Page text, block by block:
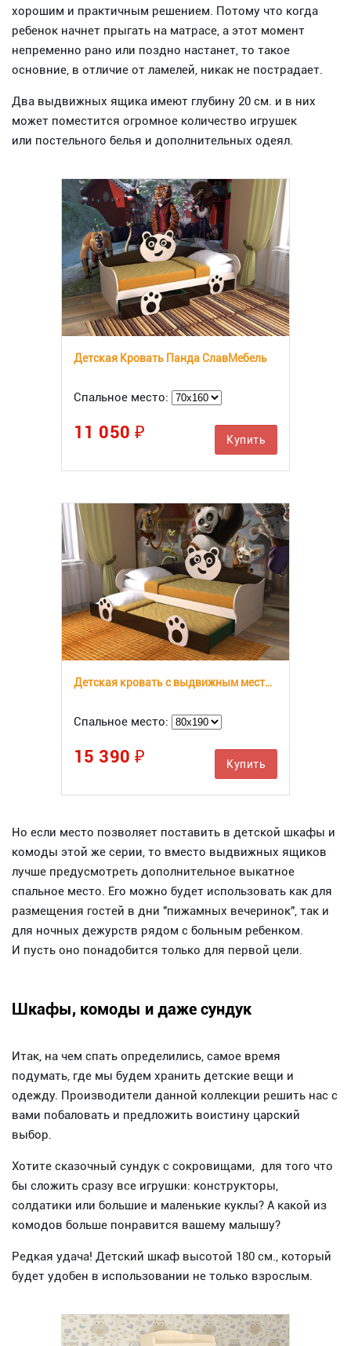
хорошим и практичным решением. Потому что когда
ребенок начнет прыгать на матрасе, а этот момент
непременно рано или поздно настанет, то такое
основние, в отличие от ламелей, никак не пострадает.
Два выдвижных ящика имеют глубину 20 см. и в них
может поместится огромное количество игрушек
или постельного белья и дополнительных одеял.
Детская Кровать Панда СлавМебель
Спальное место:
11 050 ₽ Купить
Детская кровать с выдвижным местом Панда СлавМебель
Спальное место:
15 390 ₽ Купить
Но если место позволяет поставить в детской шкафы и
комоды этой же серии, то вместо выдвижных ящиков
лучше предусмотреть дополнительное выкатное
спальное место. Его можно будет использовать как для
размещения гостей в дни "пижамных вечеринок", так и
для ночных дежурств рядом с больным ребенком.
И пусть оно понадобится только для первой цели.
Шкафы, комоды и даже сундук
Итак, на чем спать определились, самое время
подумать, где мы будем хранить детские вещи и
одежду. Производители данной коллекции решить нас с
вами побаловать и предложить воистину царский
выбор.
Хотите сказочный сундук с сокровищами, для того что
бы сложить сразу все игрушки: конструкторы,
солдатики или большие и маленькие куклы? А какой из
комодов больше понравится вашему малышу?
Редкая удача! Детский шкаф высотой 180 см., который
будет удобен в использовании не только взрослым.